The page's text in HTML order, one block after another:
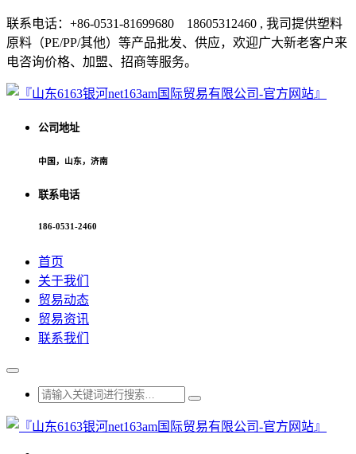
联系电话：+86-0531-81699680 18605312460 , 我司提供塑料
原料（PE/PP/其他）等产品批发、供应，欢迎广大新老客户来
电咨询价格、加盟、招商等服务。
公司地址
中国，山东，济南
联系电话
186-0531-2460
首页
关于我们
贸易动态
贸易资讯
联系我们